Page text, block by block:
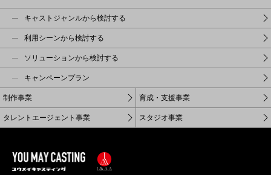
キャストジャンルから検討する
利用シーンから検討する
ソリューションから検討する
キャンペーンプラン
制作事業 育成・支援事業
タレントエージェント事業 スタジオ事業